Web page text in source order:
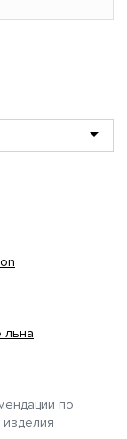
льна
по
изделия